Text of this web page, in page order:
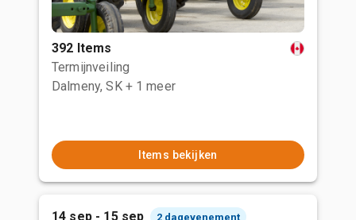
392 Items
Termijnveiling
Dalmeny, SK + 1 meer
Items bekijken
14 sep - 15 sep 2 dagevenement